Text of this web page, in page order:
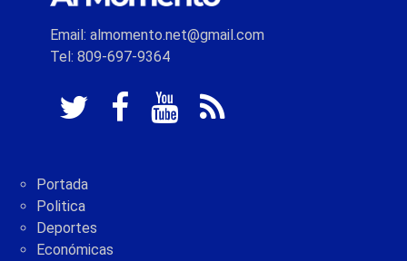
Email: almomento.net@gmail.com
Tel: 809-697-9364
Portada
Politica
Deportes
Económicas